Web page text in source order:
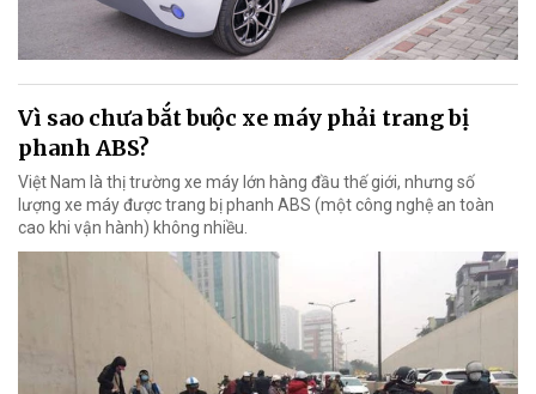
Vì sao chưa bắt buộc xe máy phải trang bị
phanh ABS?
Việt Nam là thị trường xe máy lớn hàng đầu thế giới, nhưng số
lượng xe máy được trang bị phanh ABS (một công nghệ an toàn
cao khi vận hành) không nhiều.